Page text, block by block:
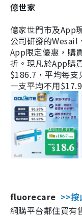
億世家
億家世門市及App
公司研發的
App限定優惠，購
折。現凡於App購
$186.7，平均每支
一支平均不用
fluorecare >>按
網購平台鄰住買有